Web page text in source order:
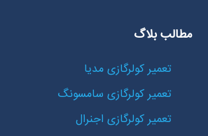
مطالب بلاگ
تعمیر کولرگازی مدیا
تعمیر کولرگازی سامسونگ
تعمیر کولرگازی اجنرال